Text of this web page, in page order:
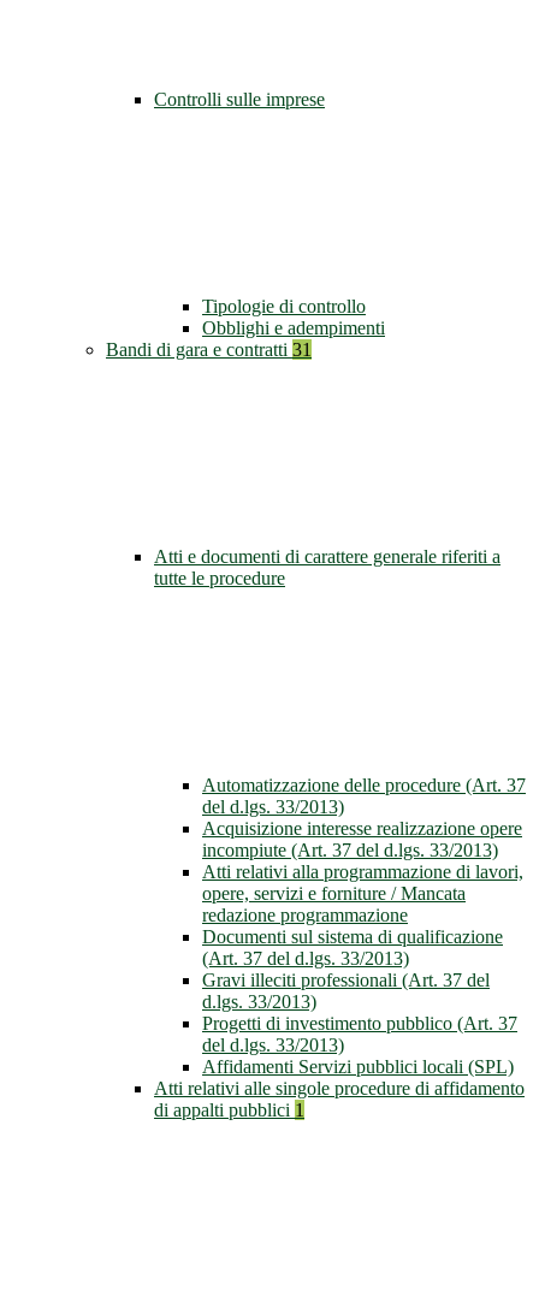
Controlli sulle imprese
Tipologie di controllo
Obblighi e adempimenti
Bandi di gara e contratti 31
Atti e documenti di carattere generale riferiti a
tutte le procedure
Automatizzazione delle procedure (Art. 37
del d.lgs. 33/2013)
Acquisizione interesse realizzazione opere
incompiute (Art. 37 del d.lgs. 33/2013)
Atti relativi alla programmazione di lavori,
opere, servizi e forniture / Mancata
redazione programmazione
Documenti sul sistema di qualificazione
(Art. 37 del d.lgs. 33/2013)
Gravi illeciti professionali (Art. 37 del
d.lgs. 33/2013)
Progetti di investimento pubblico (Art. 37
del d.lgs. 33/2013)
Affidamenti Servizi pubblici locali (SPL)
Atti relativi alle singole procedure di affidamento
di appalti pubblici 1